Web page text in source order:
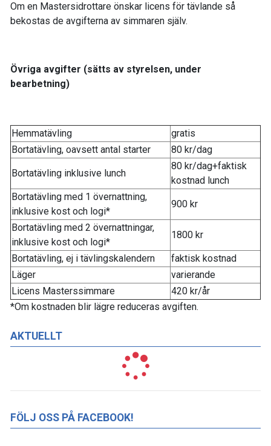
AKTUELLT
FÖLJ OSS PÅ FACEBOOK!
Om en Mastersidrottare önskar licens för tävlande så
bekostas de avgifterna av simmaren själv.
Övriga avgifter (sätts av styrelsen, under
bearbetning)
Hemmatävling
gratis
Bortatävling, oavsett antal starter
80 kr/dag
Bortatävling inklusive lunch
80 kr/dag+faktisk
kostnad lunch
Bortatävling med 1 övernattning,
inklusive kost och logi*
900 kr
Bortatävling med 2 övernattningar,
inklusive kost och logi*
1800 kr
Bortatävling, ej i tävlingskalendern
faktisk kostnad
Läger
varierande
Licens Masterssimmare
420 kr/år
*Om kostnaden blir lägre reduceras avgiften.